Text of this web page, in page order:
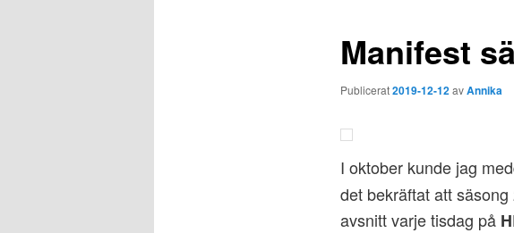
Manifest
Publicerat2019-12-12avAnnika
I oktober kunde jag
det bekräftat att
avsnitt varje tisdag på